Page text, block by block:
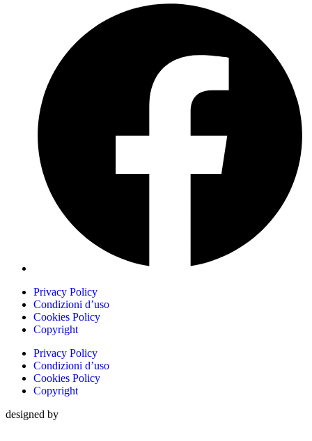
Privacy Policy
Condizioni d’uso
Cookies Policy
Copyright
Privacy Policy
Condizioni d’uso
Cookies Policy
Copyright
designed by